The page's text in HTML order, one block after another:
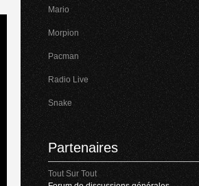
Mario
Morpion
Pacman
Radio Live
Snake
Partenaires
Tout Sur Tout